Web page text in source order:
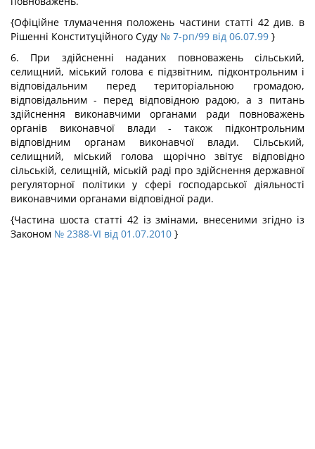
{Офіційне тлумачення положень частини статті 42 див. в
Рішенні Конституційного Суду № 7-рп/99 від 06.07.99 }
6. При здійсненні наданих повноважень сільський,
селищний, міський голова є підзвітним, підконтрольним і
відповідальним перед територіальною громадою,
відповідальним - перед відповідною радою, а з питань
здійснення виконавчими органами ради повноважень
органів виконавчої влади - також підконтрольним
відповідним органам виконавчої влади. Сільський,
селищний, міський голова щорічно звітує відповідно
сільській, селищній, міській раді про здійснення державної
регуляторної політики у сфері господарської діяльності
виконавчими органами відповідної ради.
{Частина шоста статті 42 із змінами, внесеними згідно із
Законом № 2388-VI від 01.07.2010 }